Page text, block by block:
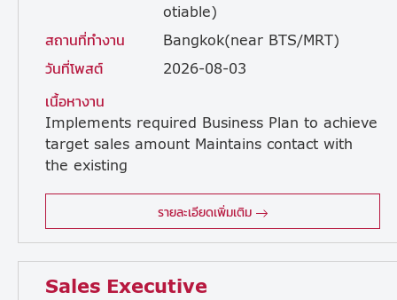
otiable)
สถานที่ทำงาน
Bangkok(near BTS/MRT)
วันที่โพสต์
2026-08-03
เนื้อหางาน
Implements required Business Plan to achieve
target sales amount Maintains contact with
the existing
รายละเอียดเพิ่มเติม
Sales Executive